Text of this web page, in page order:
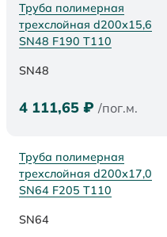
Труба полимерная
трехслойная d200х15,6
SN48 F190 Т110
SN48
4 111,65 ₽ /пог.м.
Труба полимерная
трехслойная d200х17,0
SN64 F205 Т110
SN64